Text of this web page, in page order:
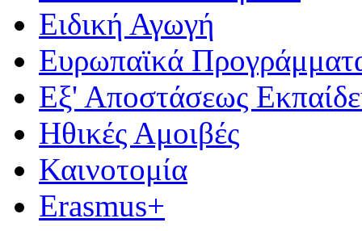
Ειδική Αγωγή
Ευρωπαϊκά
Εξ' Αποστάσεως
Ηθικές Αμοιβές
Καινοτομία
Erasmus+